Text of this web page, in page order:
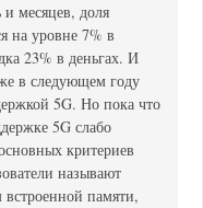
месяцев, доля
на уровне 7% в
23% в деньгах. И
в следующем году
5G. Но пока что
5G слабо
критериев
называют
памяти,